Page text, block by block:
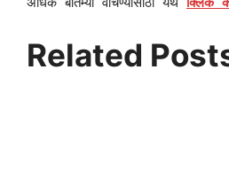
Related